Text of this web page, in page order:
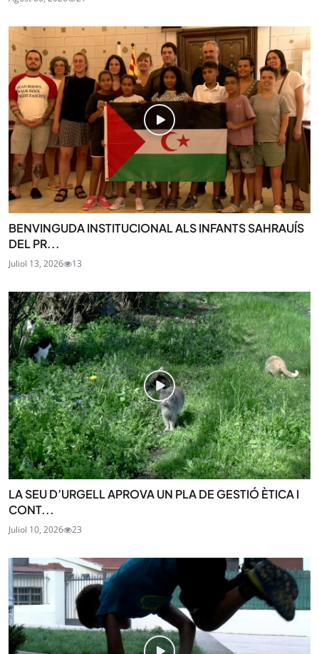
BENVINGUDA INSTITUCIONAL ALS INFANTS SAHRAUÍS
DEL PR...
Juliol 13, 2026 13
LA SEU D’URGELL APROVA UN PLA DE GESTIÓ ÈTICA I
CONT...
Juliol 10, 2026 23